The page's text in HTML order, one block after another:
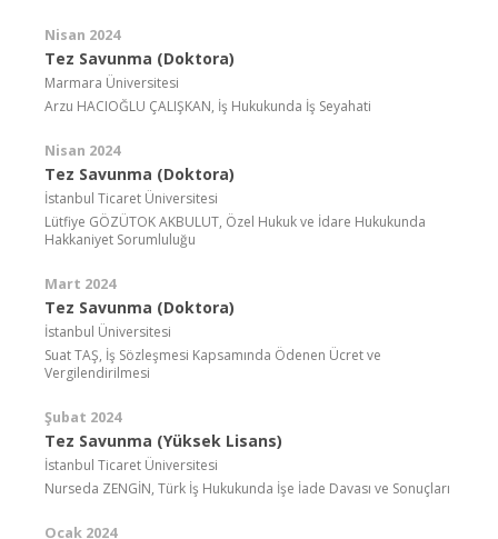
Nisan 2024
Tez Savunma (Doktora)
Marmara Üniversitesi
Arzu HACIOĞLU ÇALIŞKAN, İş Hukukunda İş Seyahati
Nisan 2024
Tez Savunma (Doktora)
İstanbul Ticaret Üniversitesi
Lütfiye GÖZÜTOK AKBULUT, Özel Hukuk ve İdare Hukukunda
Hakkaniyet Sorumluluğu
Mart 2024
Tez Savunma (Doktora)
İstanbul Üniversitesi
Suat TAŞ, İş Sözleşmesi Kapsamında Ödenen Ücret ve
Vergilendirilmesi
Şubat 2024
Tez Savunma (Yüksek Lisans)
İstanbul Ticaret Üniversitesi
Nurseda ZENGİN, Türk İş Hukukunda İşe İade Davası ve Sonuçları
Ocak 2024